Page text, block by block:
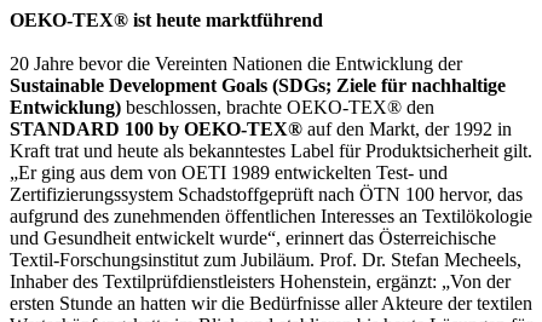
OEKO-TEX® ist heute marktführend
20 Jahre bevor die Vereinten Nationen die Entwicklung der
Sustainable Development Goals (SDGs; Ziele für nachhaltige
Entwicklung) beschlossen, brachte OEKO-TEX® den
STANDARD 100 by OEKO-TEX® auf den Markt, der 1992 in
Kraft trat und heute als bekanntestes Label für Produktsicherheit gilt.
„Er ging aus dem von OETI 1989 entwickelten Test- und
Zertifizierungssystem Schadstoffgeprüft nach ÖTN 100 hervor, das
aufgrund des zunehmenden öffentlichen Interesses an Textilökologie
und Gesundheit entwickelt wurde“, erinnert das Österreichische
Textil-Forschungsinstitut zum Jubiläum. Prof. Dr. Stefan Mecheels,
Inhaber des Textilprüfdienstleisters Hohenstein, ergänzt: „Von der
ersten Stunde an hatten wir die Bedürfnisse aller Akteure der textilen